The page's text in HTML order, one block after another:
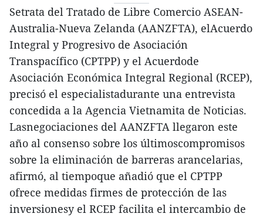
Setrata del Tratado de Libre Comercio ASEAN-
Australia-Nueva Zelanda (AANZFTA), elAcuerdo
Integral y Progresivo de Asociación
Transpacífico (CPTPP) y el Acuerdode
Asociación Económica Integral Regional (RCEP),
precisó el especialistadurante una entrevista
concedida a la Agencia Vietnamita de Noticias.
Lasnegociaciones del AANZFTA llegaron este
año al consenso sobre los últimoscompromisos
sobre la eliminación de barreras arancelarias,
afirmó, al tiempoque añadió que el CPTPP
ofrece medidas firmes de protección de las
inversionesy el RCEP facilita el intercambio de